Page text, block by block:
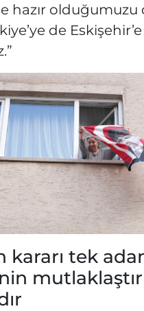
hazır olduğumuzu
de
kararı tek